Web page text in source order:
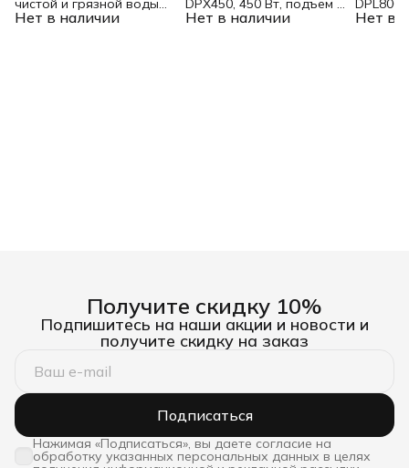
Нет в наличии
чистой и грязной воды
DP450S, 450 Вт, напор 6 Нет в наличии
DPХ450, 450 Вт, подъем 5
м, 9000 л/ч Denzel Нет в
7 м,
Получите скидку 10%
Подпишитесь на наши акции и новости и
получите скидку на заказ
Подписаться
Нажимая «Подписаться», вы даете согласие на
обработку указанных персональных данных в целях